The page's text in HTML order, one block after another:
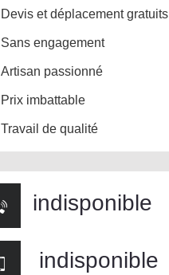
Devis et déplacement gratuits
Sans engagement
Artisan passionné
Prix imbattable
Travail de qualité
indisponible
indisponible